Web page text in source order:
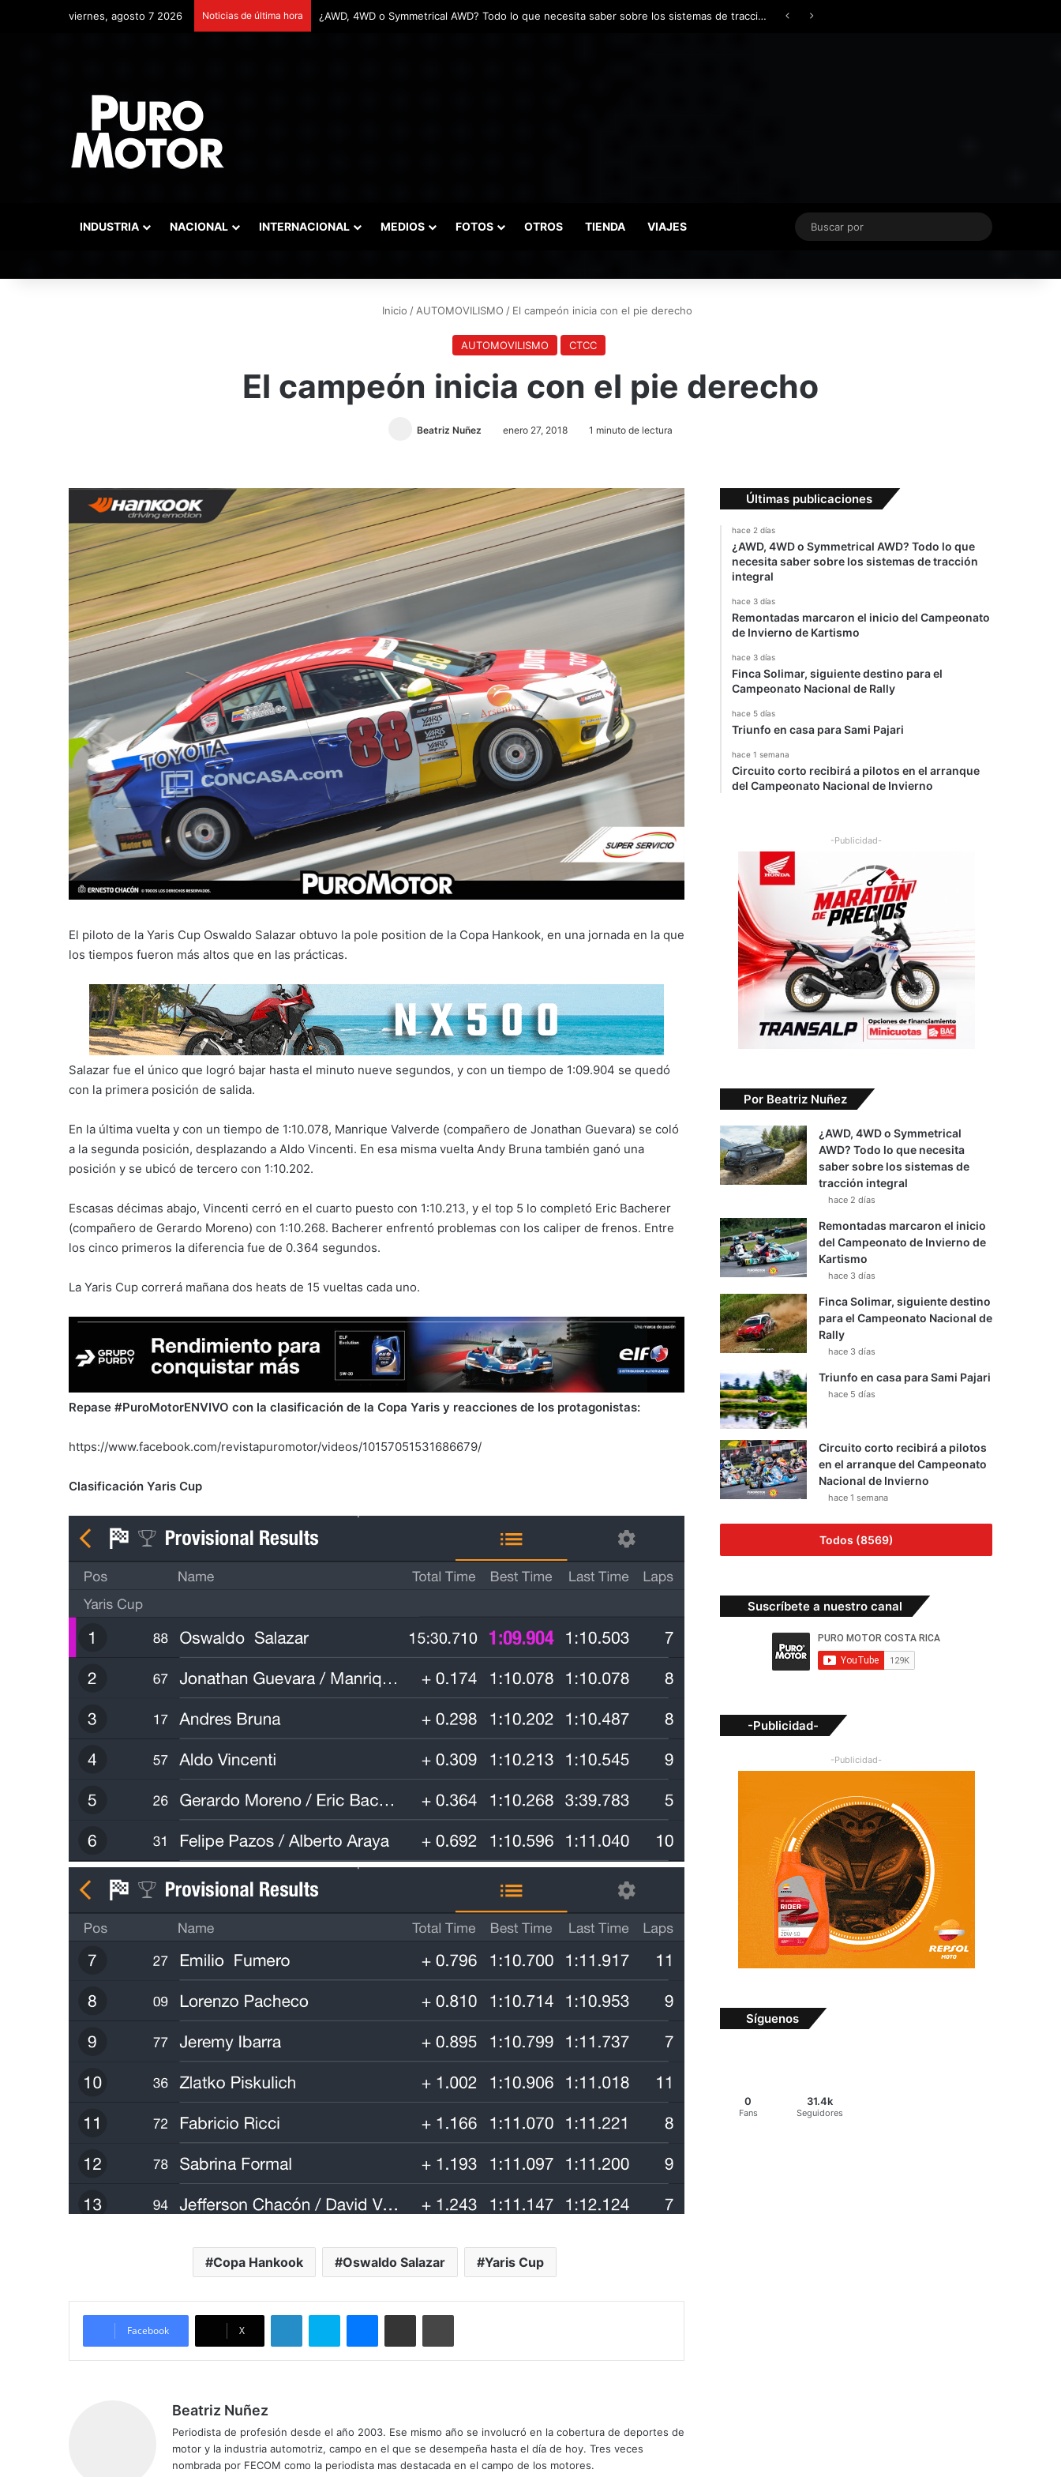
viernes, agosto 7 2026 Noticias de última hora Remontadas marcaron el inicio del Campeonato de Invierno de Kartismo
INDUSTRIA NACIONAL INTERNACIONAL MEDIOS FOTOS OTROS TIENDA VIAJES
Buscar
Inicio / AUTOMOVILISMO / El campeón inicia con el pie derecho
AUTOMOVILISMO CTCC
El campeón inicia con el pie derecho
Beatriz Nuñez enero 27, 2018 1 minuto de lectura
El piloto de la Yaris Cup Oswaldo Salazar obtuvo la pole position de la Copa Hankook, en una jornada en la que
los tiempos fueron más altos que en las prácticas.
Salazar fue el único que logró bajar hasta el minuto nueve segundos, y con un tiempo de 1:09.904 se quedó
con la primera posición de salida.
En la última vuelta y con un tiempo de 1:10.078, Manrique Valverde (compañero de Jonathan Guevara) se coló
a la segunda posición, desplazando a Aldo Vincenti. En esa misma vuelta Andy Bruna también ganó una
posición y se ubicó de tercero con 1:10.202.
Escasas décimas abajo, Vincenti cerró en el cuarto puesto con 1:10.213, y el top 5 lo completó Eric Bacherer
(compañero de Gerardo Moreno) con 1:10.268. Bacherer enfrentó problemas con los caliper de frenos. Entre
los cinco primeros la diferencia fue de 0.364 segundos.
La Yaris Cup correrá mañana dos heats de 15 vueltas cada uno.
Repase #PuroMotorENVIVO con la clasificación de la Copa Yaris y reacciones de los protagonistas:
https://www.facebook.com/revistapuromotor/videos/10157051531686679/
Clasificación Yaris Cup
Copa Hankook Oswaldo Salazar Yaris Cup
Facebook X
Beatriz Nuñez
Periodista de profesión desde el año 2003. Ese mismo año se involucró en la cobertura de deportes de
motor y la industria automotriz, campo en el que se desempeña hasta el día de hoy. Tres veces
nombrada por FECOM como la periodista mas destacada en el campo de los motores.
Últimas publicaciones
hace 2 días
¿AWD, 4WD o Symmetrical AWD? Todo lo que
necesita saber sobre los sistemas de tracción
integral
hace 3 días
Remontadas marcaron el inicio del Campeonato
de Invierno de Kartismo
hace 3 días
Finca Solimar, siguiente destino para el
Campeonato Nacional de Rally
hace 5 días
Triunfo en casa para Sami Pajari
hace 1 semana
Circuito corto recibirá a pilotos en el arranque
del Campeonato Nacional de Invierno
-Publicidad-
Por Beatriz Nuñez
¿AWD, 4WD o Symmetrical
AWD? Todo lo que necesita
saber sobre los sistemas de
tracción integral
hace 2 días
Remontadas marcaron el inicio
del Campeonato de Invierno de
Kartismo
hace 3 días
Finca Solimar, siguiente destino
para el Campeonato Nacional de
Rally
hace 3 días
Triunfo en casa para Sami Pajari
hace 5 días
Circuito corto recibirá a pilotos
en el arranque del Campeonato
Nacional de Invierno
hace 1 semana
Todos (8569)
Suscríbete a nuestro canal
-Publicidad-
-Publicidad-
Síguenos
0
Fans
31.4k
Seguidores